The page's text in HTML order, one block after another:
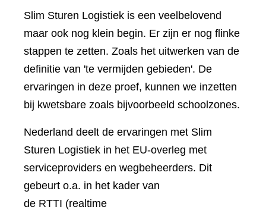
Slim Sturen Logistiek is een veelbelovend
maar ook nog klein begin. Er zijn er nog flinke
stappen te zetten. Zoals het uitwerken van de
definitie van 'te vermijden gebieden'. De
ervaringen in deze proef, kunnen we inzetten
bij kwetsbare zoals bijvoorbeeld schoolzones.
Nederland deelt de ervaringen met Slim
Sturen Logistiek in het EU-overleg met
serviceproviders en wegbeheerders. Dit
gebeurt o.a. in het kader van
de RTTI (realtime